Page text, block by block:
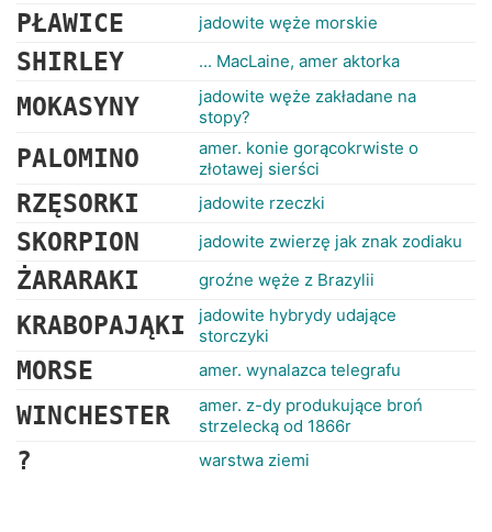
PŁAWICE jadowite węże morskie
SHIRLEY ... MacLaine, amer aktorka
MOKASYNY
jadowite węże zakładane na
stopy?
PALOMINO
amer. konie gorącokrwiste o
złotawej sierści
RZĘSORKI jadowite rzeczki
SKORPION jadowite zwierzę jak znak zodiaku
ŻARARAKI groźne węże z Brazylii
KRABOPAJĄKI
jadowite hybrydy udające
storczyki
MORSE amer. wynalazca telegrafu
WINCHESTER
amer. z-dy produkujące broń
strzelecką od 1866r
? warstwa ziemi